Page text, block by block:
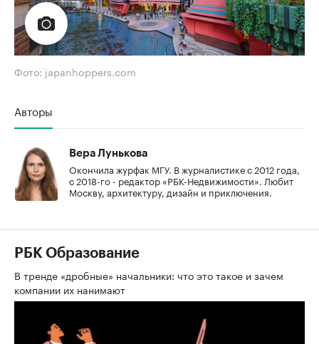
Фото: japanhoppers.com
Авторы
Вера Лунькова
Окончила журфак МГУ. В журналистике с 2012 года,
с 2018-го - редактор «РБК-Недвижимости». Любит
Москву, архитектуру, дизайн и приключения.
РБК Образование
В тренде «дробные» начальники: что это такое и зачем
компании их нанимают